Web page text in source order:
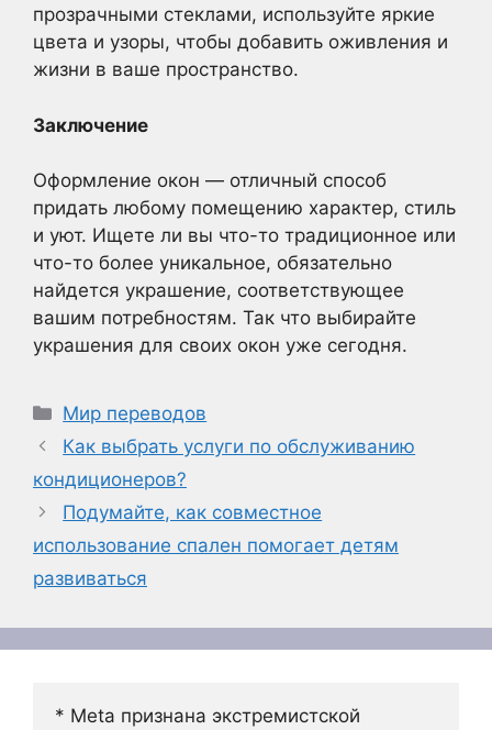
прозрачными стеклами, используйте яркие
цвета и узоры, чтобы добавить оживления и
жизни в ваше пространство.
Заключение
Оформление окон — отличный способ
придать любому помещению характер, стиль
и уют. Ищете ли вы что-то традиционное или
что-то более уникальное, обязательно
найдется украшение, соответствующее
вашим потребностям. Так что выбирайте
украшения для своих окон уже сегодня.
Рубрики
Мир переводов
Как выбрать услуги по обслуживанию
кондиционеров?
Подумайте, как совместное
использование спален помогает детям
развиваться
* Meta признана экстремистской